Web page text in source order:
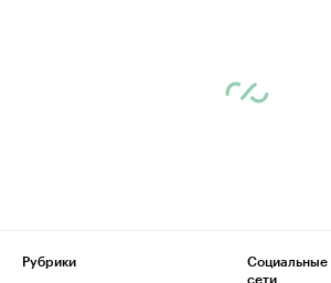
Рубрики
Социальные
сети